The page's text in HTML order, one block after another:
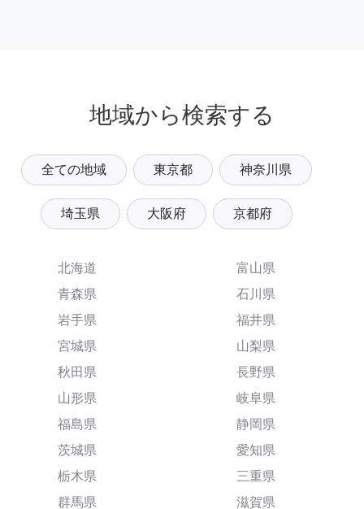
地域から検索する
全ての地域 東京都 神奈川県
埼玉県 大阪府 京都府
北海道
青森県
岩手県
宮城県
秋田県
山形県
福島県
茨城県
栃木県
群馬県
富山県
石川県
福井県
山梨県
長野県
岐阜県
静岡県
愛知県
三重県
滋賀県